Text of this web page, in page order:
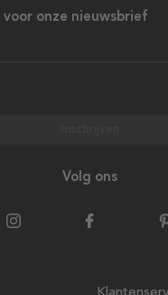
onze nieuwsbrief
Volg ons